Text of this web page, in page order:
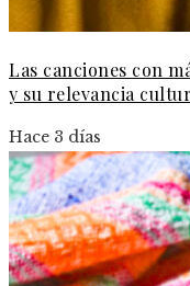
Las canciones con
y su relevancia
Hace 3 días